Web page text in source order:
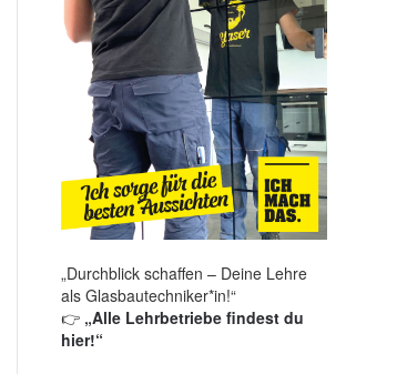
„Durchblick schaffen – Deine Lehre
als Glasbautechniker*in!“
👉 „Alle Lehrbetriebe findest du
hier!“